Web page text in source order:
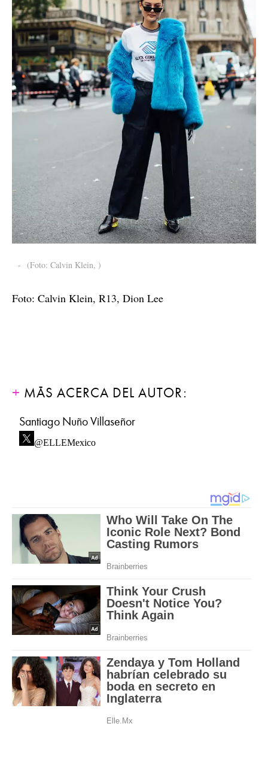
- (Foto: Calvin Klein, )
Foto: Calvin Klein, R13, Dion Lee
MÁS ACERCA DEL AUTOR:
Santiago Nuño Villaseñor
@ELLEMexico